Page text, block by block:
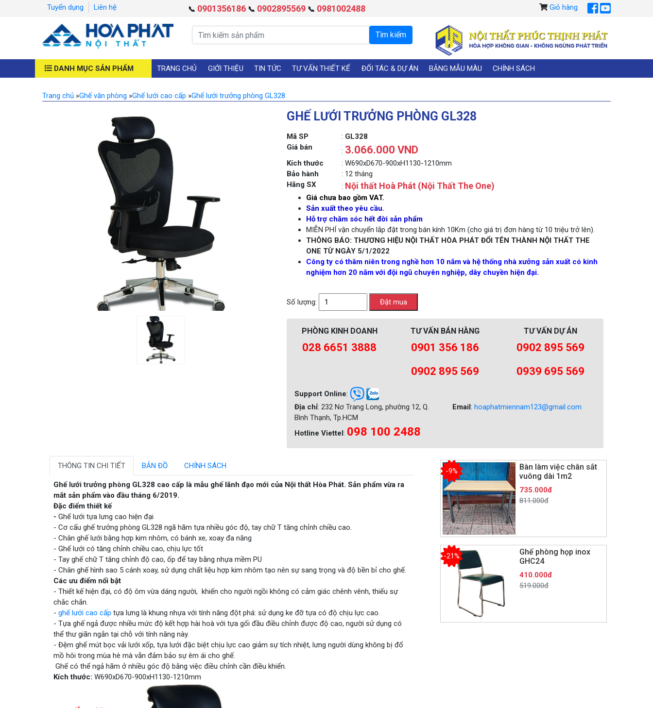
Tuyển dụng Liên hệ 📞 0901356186 📞 0902895569 📞 0981002488 Giỏ hàng
DANH MỤC SẢN PHẨM TRANG CHỦ GIỚI THIỆU TIN TỨC TƯ VẤN THIẾT KẾ ĐỐI TÁC & DỰ ÁN BẢNG MẪU MÀU CHÍNH SÁCH
Trang chủ »Ghế văn phòng »Ghế lưới cao cấp »Ghế lưới trưởng phòng GL328
GHẾ LƯỚI TRƯỞNG PHÒNG GL328
Mã SP : GL328
Giá bán
: 3.066.000 VND
Kích thước
: W690xD670-900xH1130-1210mm
Bảo hành
: 12 tháng
Hãng SX
: Nội thất Hoà Phát (Nội Thất The One)
Giá chưa bao gồm VAT.
Sản xuất theo yêu cầu.
Hỗ trợ chăm sóc hết đời sản phẩm
MIỄN PHÍ vận chuyển lắp đặt trong bán kính 10Km (cho giá trị đơn hàng từ 10 triệu trở lên).
THÔNG BÁO: THƯƠNG HIỆU NỘI THẤT HÒA PHÁT ĐỔI TÊN THÀNH NỘI THẤT THE
ONE TỪ NGÀY 5/1/2022
Công ty có thâm niên trong nghề hơn 10 năm và hệ thống nhà xưởng sản xuất có kinh
nghiệm hơn 20 năm với đội ngũ chuyên nghiệp, dây chuyền hiện đại.
Số lượng:
PHÒNG KINH DOANH
028 6651 3888
TƯ VẤN BÁN HÀNG
0901 356 186
0902 895 569
TƯ VẤN DỰ ÁN
0902 895 569
0939 695 569
Support Online:
Địa chỉ: 232 Nơ Trang Long, phường 12, Q.
Bình Thạnh, Tp.HCM
Hotline Viettel: 098 100 2488
Email: hoaphatmiennam123@gmail.com
THÔNG TIN CHI TIẾT BẢN ĐỒ CHÍNH SÁCH
Ghế lưới trưởng phòng GL328 cao cấp là mẫu ghế lãnh đạo mới của Nội thất Hòa Phát. Sản phẩm vừa ra
mắt sản phẩm vào đầu tháng 6/2019.
Đặc điểm thiết kế
- Ghế lưới tựa lưng cao hiện đại
- Cơ cấu ghế trưởng phòng GL328 ngã hãm tựa nhiều góc độ, tay chữ T tăng chỉnh chiều cao.
- Chân ghế lưới bằng hợp kim nhôm, có bánh xe, xoay đa năng
- Ghế lưới có tăng chỉnh chiều cao, chịu lực tốt
- Tay ghế chữ T tăng chỉnh độ cao, ốp để tay bằng nhựa mềm PU
- Chân ghế hình sao 5 cánh xoay, sử dụng chất liệu hợp kim nhôm tạo nên sự sang trọng và độ bền bỉ cho ghế.
Các ưu điểm nổi bật
- Thiết kế hiện đại, có độ ôm vừa dáng người, khiến cho người ngồi không có cảm giác chênh vênh, thiếu sự
chắc chắn.
- ghế lưới cao cấp tựa lưng là khung nhựa với tính năng đột phá: sử dụng ke đỡ tựa có độ chịu lực cao.
- Tựa ghế ngả được nhiều mức độ kết hợp hài hoà với tựa gối đầu điều chỉnh được độ cao, người sử dụng có
thể thư giãn ngắn tại chỗ với tính năng này.
- Đệm ghế mút bọc vải lưới xốp, tựa lưới đặc biệt chịu lực cao giảm sự tích nhiệt, lưng người dùng không bị đổ
mồ hôi trong mùa hè mà vẫn đảm bảo sự êm ái cho ghế.
Ghế có thể ngả hãm ở nhiều góc độ bằng việc điều chỉnh cần điều khiển.
Kích thước: W690xD670-900xH1130-1210mm
Bàn làm việc chân sắt
vuông dài 1m2
-9%
735.000đ
811.000đ
Ghế phòng họp inox
GHC24
-21%
410.000đ
519.000đ